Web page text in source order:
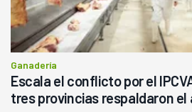
Ganadería
Escala el conflicto por el
tres provincias respaldaron